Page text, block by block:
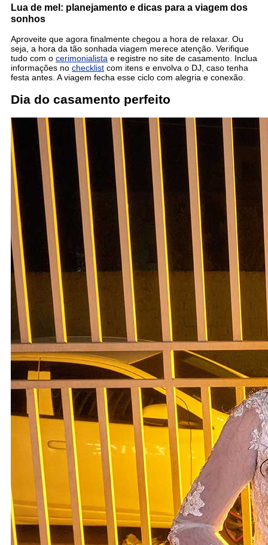
Lua de mel: planejamento e dicas para a viagem dos
sonhos
Aproveite que agora finalmente chegou a hora de relaxar. Ou
seja, a hora da tão sonhada viagem merece atenção. Verifique
tudo com o cerimonialista e registre no site de casamento. Inclua
informações no checklist com itens e envolva o DJ, caso tenha
festa antes. A viagem fecha esse ciclo com alegria e conexão.
Dia do casamento perfeito